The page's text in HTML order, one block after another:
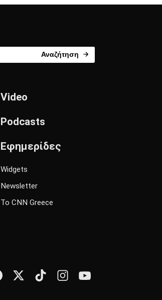
Αναζήτηση
Video
Podcasts
Εφημερίδες
Widgets
Newsletter
Το CNN Greece